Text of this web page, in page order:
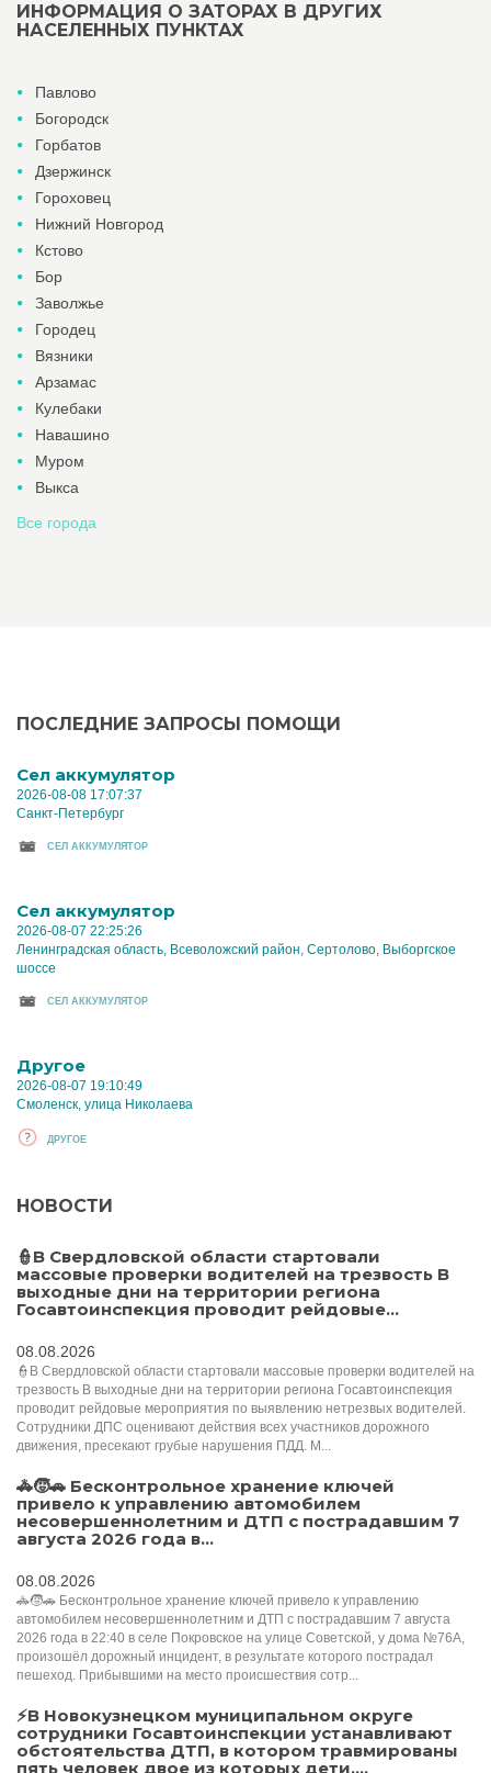
ИНФОРМАЦИЯ О ЗАТОРАХ В ДРУГИХ
НАСЕЛЕННЫХ ПУНКТАХ
Павлово
Богородск
Горбатов
Дзержинск
Гороховец
Нижний Новгород
Кстово
Бор
Заволжье
Городец
Вязники
Арзамас
Кулебаки
Навашино
Муром
Выкса
Все города
ПОСЛЕДНИЕ ЗАПРОСЫ ПОМОЩИ
Cел аккумулятор
2026-08-08 17:07:37
Санкт-Петербург
CЕЛ АККУМУЛЯТОР
Cел аккумулятор
2026-08-07 22:25:26
Ленинградская область, Всеволожский район, Сертолово, Выборгское
шоссе
CЕЛ АККУМУЛЯТОР
Другое
2026-08-07 19:10:49
Смоленск, улица Николаева
ДРУГОЕ
НОВОСТИ
👮В Свердловской области стартовали
массовые проверки водителей на трезвость В
выходные дни на территории региона
Госавтоинспекция проводит рейдовые...
08.08.2026
👮В Свердловской области стартовали массовые проверки водителей на
трезвость В выходные дни на территории региона Госавтоинспекция
проводит рейдовые мероприятия по выявлению нетрезвых водителей.
Сотрудники ДПС оценивают действия всех участников дорожного
движения, пресекают грубые нарушения ПДД. М...
🚓🧒🚗 Бесконтрольное хранение ключей
привело к управлению автомобилем
несовершеннолетним и ДТП с пострадавшим 7
августа 2026 года в...
08.08.2026
🚓🧒🚗 Бесконтрольное хранение ключей привело к управлению
автомобилем несовершеннолетним и ДТП с пострадавшим 7 августа
2026 года в 22:40 в селе Покровское на улице Советской, у дома №76А,
произошёл дорожный инцидент, в результате которого пострадал
пешеход. Прибывшими на место происшествия сотр...
⚡️В Новокузнецком муниципальном округе
сотрудники Госавтоинспекции устанавливают
обстоятельства ДТП, в котором травмированы
пять человек двое из которых дети....